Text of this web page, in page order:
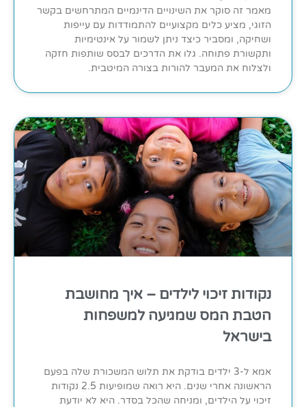
מאמר זה סוקר את השינויים הדינמיים המתרחשים בקשר
הזוגי, מציע כלים מקצועיים להתמודדות עם עייפות
ושחיקה, ומסביר כיצד ניתן לשמור על אינטימיות
ותקשורת פתוחה. גלו את הדרכים לבסס שותפות חזקה
ולצלוח את המעבר להורות בצורה המיטבית.
נקודות זיכוי לילדים – איך מחושבת
הטבת המס שמגיעה למשפחות
בישראל
אמא ל-3 ילדים בודקת את תלוש המשכורת שלה בפעם
הראשונה אחרי שנים. היא רואה שמופיעות 2.5 נקודות
זיכוי על הילדים, ומניחה שהכל בסדר. היא לא יודעת